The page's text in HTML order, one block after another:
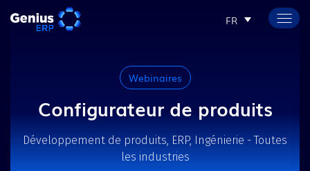
FR
Webinaires
Configurateur de produits
Développement de produits, ERP, Ingénierie - Toutes
les industries